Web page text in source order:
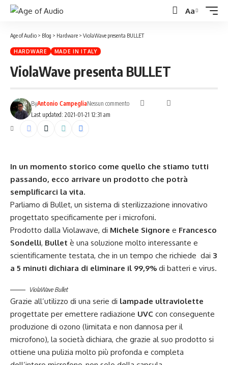
Font
Aa
Age of Audio > Blog > Hardware > ViolaWave presenta BULLET
HARDWARE MADE IN ITALY
ViolaWave presenta BULLET
Last updated: 2021-01-21 12:31 am
ByAntonio CampegliaNessun commento
In un momento storico come quello che stiamo tutti
passando, ecco arrivare un prodotto che potrà
semplificarci la vita.
Parliamo di Bullet, un sistema di sterilizzazione innovativo
progettato specificamente per i microfoni.
Prodotto dalla Violawave, di Michele Signore e Francesco
Sondelli, Bullet è una soluzione molto interessante e
scientificamente testata, che in un tempo che richiede dai 3
a 5 minuti dichiara di eliminare il 99,9% di batteri e virus.
ViolaWave Bullet
Grazie all’utilizzo di una serie di lampade ultraviolette
progettate per emettere radiazione UVC con conseguente
produzione di ozono (limitata e non dannosa per il
microfono), la società dichiara, che grazie al suo prodotto si
ottiene una pulizia molto più profonda e completa